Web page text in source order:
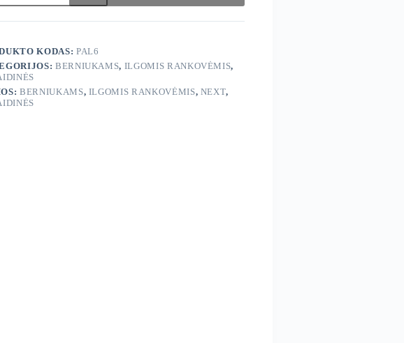
KODAS: PAL6
BERNIUKAMS, ILGOMIS RANKOVĖMIS,
BERNIUKAMS, ILGOMIS RANKOVĖMIS, NEXT,